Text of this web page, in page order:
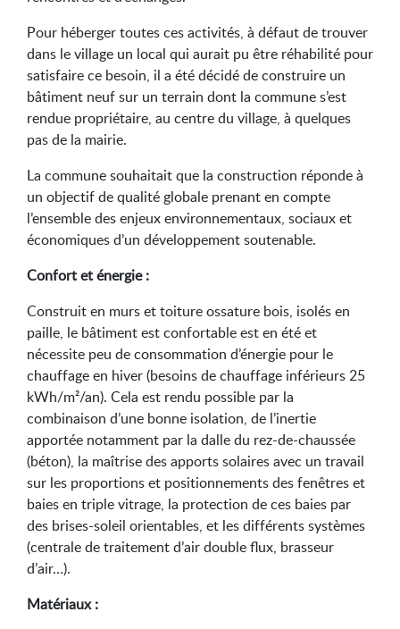
Pour héberger toutes ces activités, à défaut de trouver
dans le village un local qui aurait pu être réhabilité pour
satisfaire ce besoin, il a été décidé de construire un
bâtiment neuf sur un terrain dont la commune s’est
rendue propriétaire, au centre du village, à quelques
pas de la mairie.
La commune souhaitait que la construction réponde à
un objectif de qualité globale prenant en compte
l’ensemble des enjeux environnementaux, sociaux et
économiques d’un développement soutenable.
Confort et énergie :
Construit en murs et toiture ossature bois, isolés en
paille, le bâtiment est confortable est en été et
nécessite peu de consommation d’énergie pour le
chauffage en hiver (besoins de chauffage inférieurs 25
kWh/m²/an). Cela est rendu possible par la
combinaison d’une bonne isolation, de l’inertie
apportée notamment par la dalle du rez-de-chaussée
(béton), la maîtrise des apports solaires avec un travail
sur les proportions et positionnements des fenêtres et
baies en triple vitrage, la protection de ces baies par
des brises-soleil orientables, et les différents systèmes
(centrale de traitement d’air double flux, brasseur
d’air…).
Matériaux :